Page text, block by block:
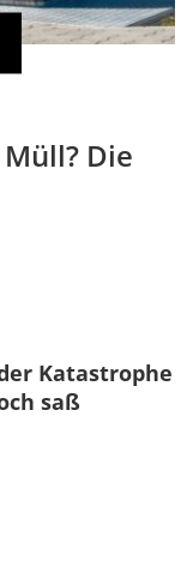
Die
Katastrophe
saß